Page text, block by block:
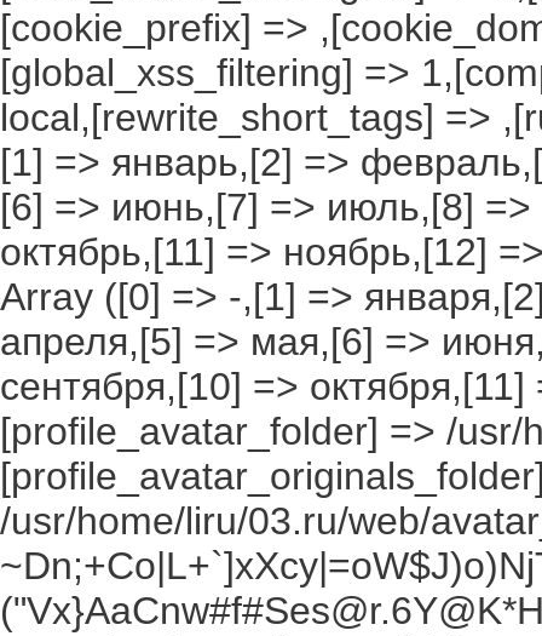
[cookie_prefix] =>
[global_xss_filtering] =>
local,[rewrite_short_tags] =>
[1] => январь,[2] =>
[6] => июнь,[7] => июль,[8] =>
октябрь,[11] => ноябрь,[12]
Array ([0] => -,[1] =>
апреля,[5] => мая,[6] =>
сентября,[10] =>
[profile_avatar_folder] => /
/usr/home/liru/03.ru/web/